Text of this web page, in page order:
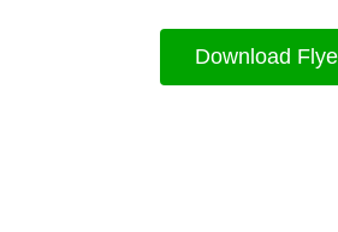
Download